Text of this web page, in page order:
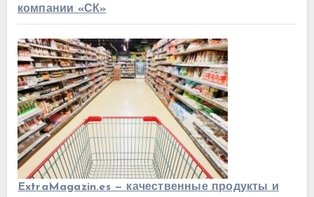
компании «СК»
ExtraMagazin.es — качественные продукты и